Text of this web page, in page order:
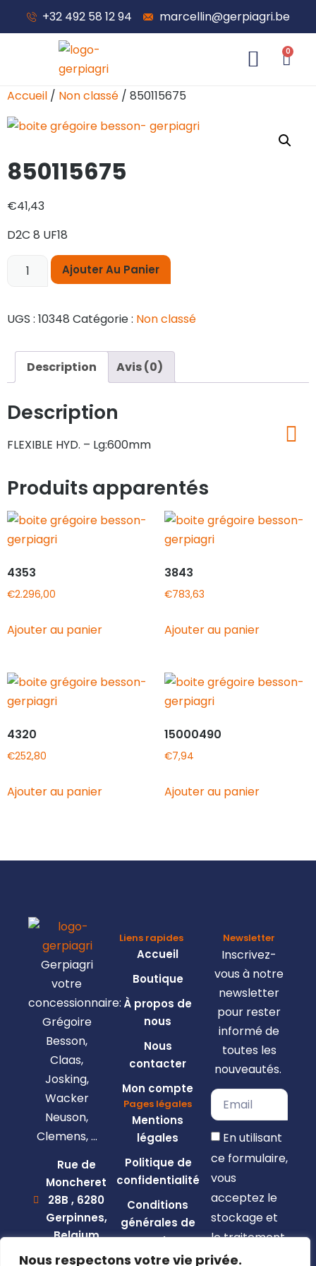
Nous respectons votre vie privée.
+32 492 58 12 94 marcellin@gerpiagri.be
0
Accueil / Non classé / 850115675
850115675
€41,43
D2C 8 UF18
Ajouter Au Panier
UGS : 10348 Catégorie : Non classé
Description Avis (0)
Description
FLEXIBLE HYD. – Lg:600mm
Produits apparentés
4353
€2.296,00
Ajouter au panier
3843
€783,63
Ajouter au panier
4320
€252,80
Ajouter au panier
15000490
€7,94
Ajouter au panier
Gerpiagri
votre
concessionnaire:
Grégoire
Besson,
Claas,
Josking,
Wacker
Neuson,
Clemens, …
Rue de
Moncheret
28B , 6280
Gerpinnes,
Belgium
+32 492
Liens rapides
Accueil
Boutique
À propos de
nous
Nous
contacter
Mon compte
Pages légales
Mentions
légales
Politique de
confidentialité
Conditions
générales de
vente
Newsletter
Inscrivez-
vous à notre
newsletter
pour rester
informé de
toutes les
nouveautés.
En utilisant
ce formulaire,
vous
acceptez le
stockage et
le traitement
de vos